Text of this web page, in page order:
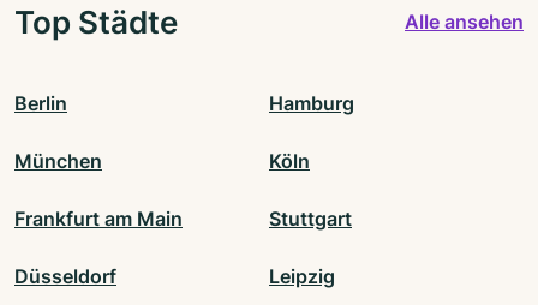
Top Städte Alle ansehen
Berlin Hamburg
München Köln
Frankfurt am Main Stuttgart
Düsseldorf Leipzig